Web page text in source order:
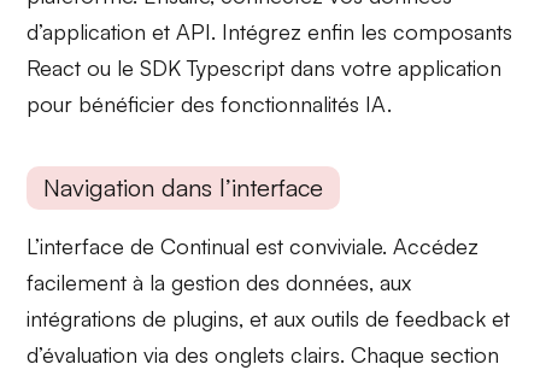
d’application et API. Intégrez enfin les composants
React ou leSDK Typescript dans votre application
pour bénéficier des fonctionnalités IA.
Navigation dans l’interface
L’interface de Continual est conviviale. Accédez
facilement à lagestion des données, aux
intégrations de plugins, et auxoutils de feedback et
d’évaluation via des onglets clairs. Chaque section